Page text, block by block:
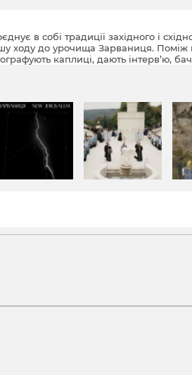
в собі традиції західного і
ходу до урочища Зарваниця.
каплиці, дають інтерв’ю,